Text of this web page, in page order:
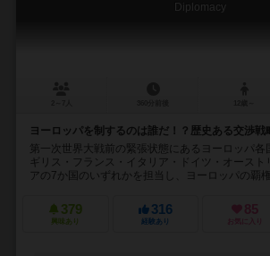
Diplomacy
ヨーロッパを制するのは誰だ！？歴史ある交渉戦
第一次世界大戦前の緊張状態にあるヨーロッパ各
ギリス・フランス・イタリア・ドイツ・オースト
アの7か国のいずれかを担当し、ヨーロッパの覇
379
興味あり
316
経験あり
85
お気に入り